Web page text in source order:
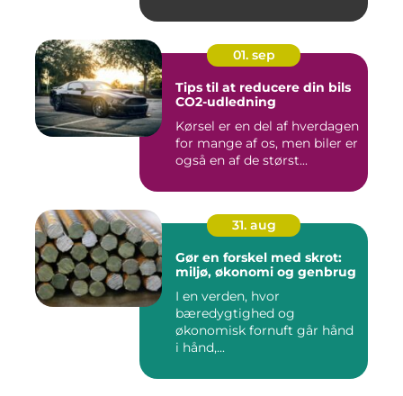
01. sep
Tips til at reducere din bils
CO2-udledning
Kørsel er en del af hverdagen
for mange af os, men biler er
også en af de størst...
31. aug
Gør en forskel med skrot:
miljø, økonomi og genbrug
I en verden, hvor
bæredygtighed og
økonomisk fornuft går hånd
i hånd,...